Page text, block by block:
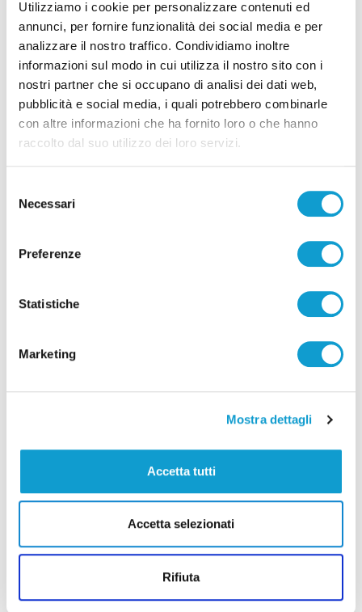
Utilizziamo i cookie per personalizzare contenuti ed
annunci, per fornire funzionalità dei social media e per
analizzare il nostro traffico. Condividiamo inoltre
informazioni sul modo in cui utilizza il nostro sito con i
nostri partner che si occupano di analisi dei dati web,
pubblicità e social media, i quali potrebbero combinarle
con altre informazioni che ha fornito loro o che hanno
raccolto dal suo utilizzo dei loro servizi.
delNecessari
Preferenze
Statistiche
Marketing
Mostra dettagli
Accetta tutti
Accetta selezionati
Rifiuta
Pubblicità